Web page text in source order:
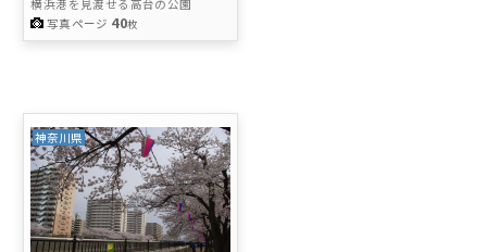
横浜港を見渡せる高台の公園
写真ページ 40枚
神奈川県